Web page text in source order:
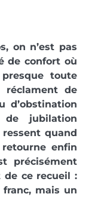
on n’est pas
de confort où
toute
réclament de
d’obstination
jubilation
quand
enfin
précisément
de ce recueil :
mais un